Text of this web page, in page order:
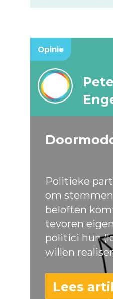
Opinie
Politieke
om
beloften
tevoren
politici hun
willen
Lees